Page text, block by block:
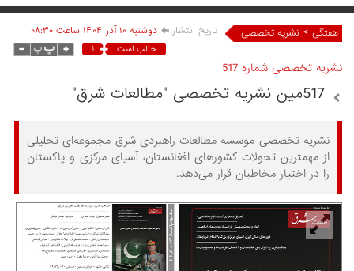
هفتگی > نشریه تخصصی تاریخ انتشار دوشنبه ۱۰ آذر ۱۴۰۴ ساعت ۰۸:۳۰
جالب است ۱
نشریه تخصصی شماره 517
517مین نشریه تخصصی "مطالعات شرق"
نشریه تخصصی موسسه مطالعات راهبردی شرق مجموعه‌ای تحلیلی
از مهمترین تحولات کشورهای افغانستان، آسیای مرکزی و پاکستان
را در اختیار مخاطبان قرار می‌دهد.